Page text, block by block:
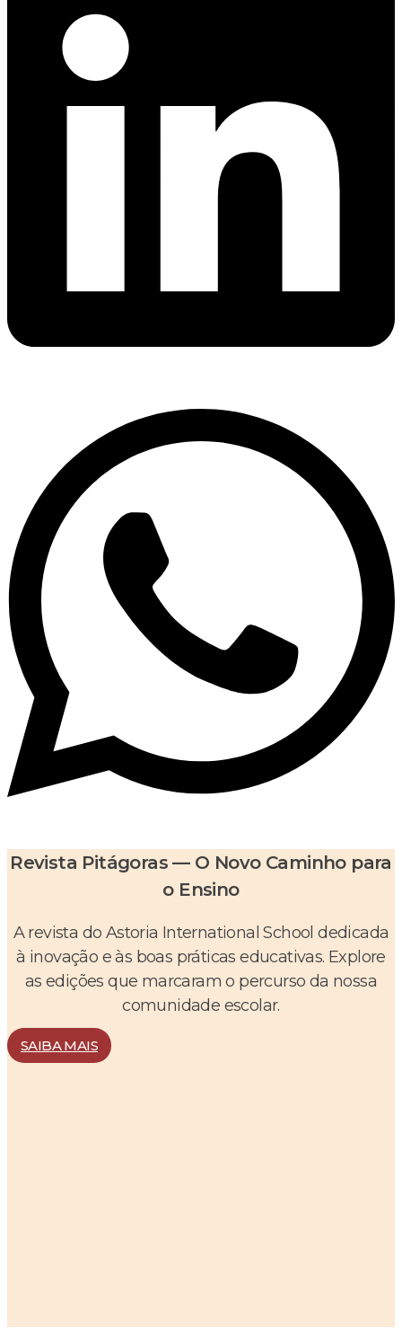
Revista Pitágoras — O Novo Caminho para
o Ensino
A revista do Astoria International School dedicada
à inovação e às boas práticas educativas. Explore
as edições que marcaram o percurso da nossa
comunidade escolar.
SAIBA MAIS